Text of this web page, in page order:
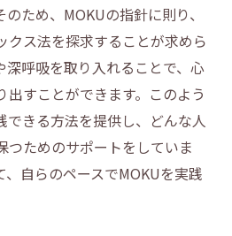
ため、MOKUの指針に則り、
クス法を探求することが求めら
深呼吸を取り入れることで、心
出すことができます。このよう
できる方法を提供し、どんな人
つためのサポートをしていま
自らのペースでMOKUを実践